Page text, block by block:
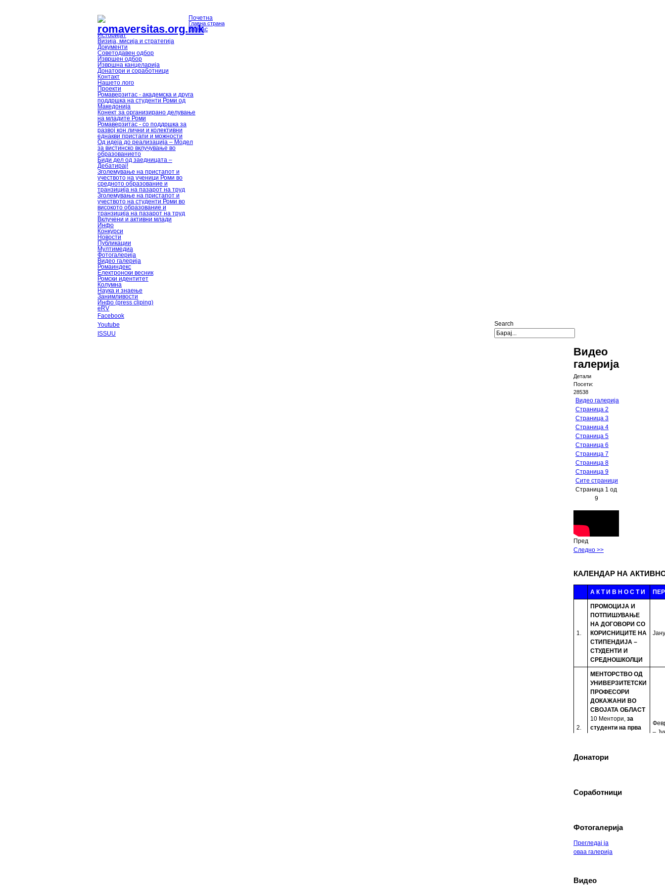
Почетна
Главна страна
За Нас
Историјат
Визија, мисија и стратегија
Документи
Советодавен одбор
Извршен одбор
Извршна канцеларија
Донатори и соработници
Контакт
Нашето лого
Проекти
Ромаверзитас - академска и друга
поддршка на студенти Роми од
Македонија
Конект за организирано делување
на младите Роми
Ромаверзитас - со поддршка за
развој кон лични и колективни
еднакви пристапи и можности
Од идеја до реализација – Модел
за вистинско вклучување во
образованието
Биди дел од заедницата –
Дебатирај!
Зголемување на пристапот и
учеството на ученици Роми во
средното образование и
транзиција на пазарот на труд
Зголемување на пристапот и
учеството на студенти Роми во
високото образование и
транзиција на пазарот на труд
Вклучени и активни млади
Инфо
Конкурси
Новости
Публикации
Мултимедиа
Фотогалерија
Видео галерија
Ромаиндекс
Електронски весник
Ромски идентитет
Колумна
Наука и знаење
Занимливости
Инфо (press cliping)
eRV
Search
Facebook
Youtube
ISSUU
Видео
галерија
Детали
Посети:
28538
Видео галерија
Страница 2
Страница 3
Страница 4
Страница 5
Страница 6
Страница 7
Страница 8
Страница 9
Сите страници
Страница 1 од
9
Пред
Следно >>
КАЛЕНДАР НА
А К Т И В Н О С Т И
1.
ПРОМОЦИЈА И
ПОТПИШУВАЊЕ
НА ДОГОВОРИ СО
КОРИСНИЦИТЕ НА
СТИПЕНДИЈА –
СТУДЕНТИ И
СРЕДНОШКОЛЦИ
2.
МЕНТОРСТВО ОД
УНИВЕРЗИТЕТСКИ
ПРОФЕСОРИ
ДОКАЖАНИ ВО
СВОЈАТА ОБЛАСТ
10 Ментори, за
студенти на прва
државните
универзитети во
–
3.
ТУТОРСТВО ОД
ВРСНИЦИ
УСПЕШНИ ВО
ПРЕДМЕТНАТА
години запишани
Донатори
Соработници
Фотогалерија
Прегледај ја
оваа галерија
Видео